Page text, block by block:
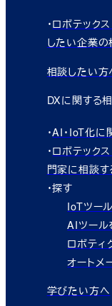
・ロボテック
したい企業
相談したい方
DXに関する
・AI・IoT化に
・ロボテック
門家に相談す
・探す
IoTツー
AIツール
ロボティ
オートメ
学びたい方へ